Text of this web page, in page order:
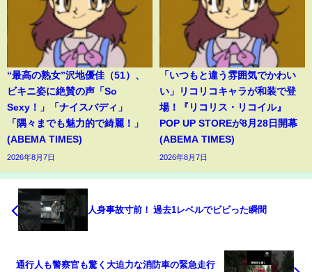
“最高の熟女”沢地優佳（51）、
ビキニ姿に絶賛の声「So
Sexy！」「ナイスバディ」
「隅々までも魅力的で綺麗！」
(ABEMA TIMES)
2026年8月7日
「いつもと違う雰囲気でかわい
い」リコリコキャラが和装で登
場！『リコリス・リコイル』
POP UP STOREが8月28日開幕
(ABEMA TIMES)
2026年8月7日
人身事故寸前！ 過去1レベルでビビった瞬間
通行人も警察官も驚く大迫力な消防車の緊急走行